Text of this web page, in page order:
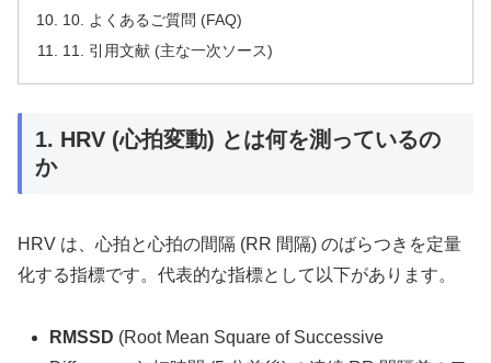
10. よくあるご質問 (FAQ)
11. 引用文献 (主な一次ソース)
1. HRV (心拍変動) とは何を測っているの
か
HRV は、心拍と心拍の間隔 (RR 間隔) のばらつきを定量
化する指標です。代表的な指標として以下があります。
RMSSD (Root Mean Square of Successive